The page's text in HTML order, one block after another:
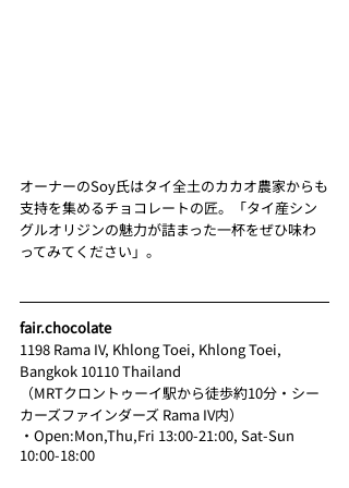
オーナーのSoy氏はタイ全土のカカオ農家からも
支持を集めるチョコレートの匠。「タイ産シン
グルオリジンの魅力が詰まった一杯をぜひ味わ
ってみてください」。
fair.chocolate
1198 Rama IV, Khlong Toei, Khlong Toei,
Bangkok 10110 Thailand
（MRTクロントゥーイ駅から徒歩約10分・シー
カーズファインダーズ Rama IV内）
・Open:Mon,Thu,Fri 13:00-21:00, Sat-Sun
10:00-18:00